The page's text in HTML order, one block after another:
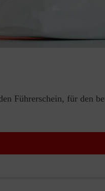
Führerschein, für den